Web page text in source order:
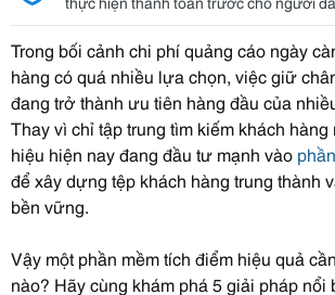
Trong bối cảnh chi phí quảng cáo ngày
hàng có quá nhiều lựa chọn, việc giữ
đang trở thành ưu tiên hàng đầu của
Thay vì chỉ tập trung tìm kiếm khách
hiệu hiện nay đang đầu tư mạnh vào
để xây dựng tệp khách hàng trung thành
bền vững.
Vậy một phần mềm tích điểm hiệu quả
nào? Hãy cùng khám phá 5 giải pháp nổi